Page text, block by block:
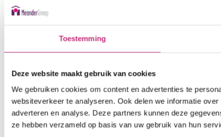
Toestemming
Deze website maakt gebruik van cookies
We gebruiken cookies om content en advertenties te
websiteverkeer te analyseren. Ook delen we informatie
adverteren en analyse. Deze partners kunnen deze
ze hebben verzameld op basis van uw gebruik van hun